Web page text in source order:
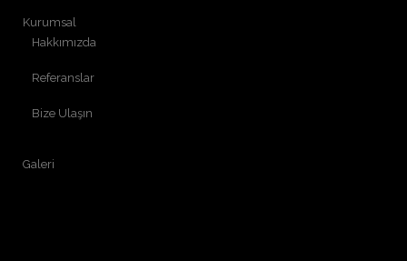
Kurumsal
Hakkımızda
Referanslar
Bize Ulaşın
Galeri